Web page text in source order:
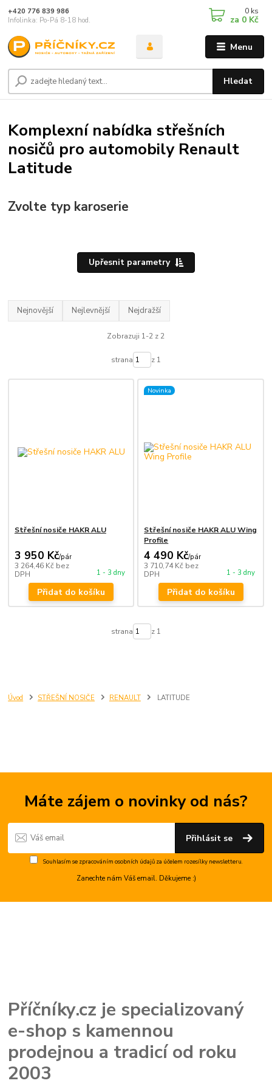
Menu
Hledat
+420 776 839 986
Infolinka: Po-Pá 8-18 hod.
0 ks
za 0 Kč
Úvod STŘEŠNÍ NOSIČE RENAULT LATITUDE
Komplexní nabídka střešních
nosičů pro automobily Renault
Latitude
Zvolte typ karoserie
Upřesnit parametry
Nejnovější Nejlevnější Nejdražší
Zobrazuji 1-2 z 2
strana z 1
Střešní nosiče HAKR ALU
3 950 Kč/pár
3 264,46 Kč bez
DPH
1 - 3 dny
Přidat do košíku
Novinka
Střešní nosiče HAKR ALU Wing
Profile
4 490 Kč/pár
3 710,74 Kč bez
DPH
1 - 3 dny
Přidat do košíku
strana z 1
Máte zájem o novinky od nás?
Přihlásit se
Souhlasím se zpracováním osobních údajůza účelem rozesílky newsletteru.
Zanechte nám Váš email. Děkujeme :)
Příčníky.cz je specializovaný
e-shop s kamennou
prodejnou a tradicí od roku
2003